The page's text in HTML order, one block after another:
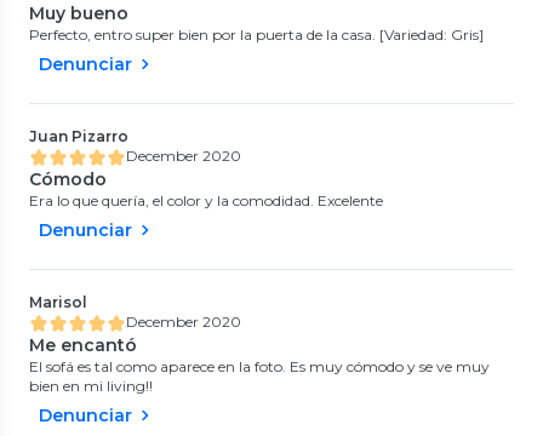
Muy bueno
Perfecto, entro super bien por la puerta de la casa. [Variedad: Gris]
Denunciar
Juan Pizarro
December 2020
Cómodo
Era lo que quería, el color y la comodidad. Excelente
Denunciar
Marisol
December 2020
Me encantó
El sofá es tal como aparece en la foto. Es muy cómodo y se ve muy
bien en mi living!!
Denunciar